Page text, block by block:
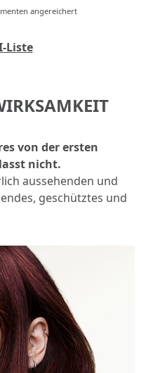
angereichert
Liste
von der ersten
nicht.
aussehenden und
geschütztes und